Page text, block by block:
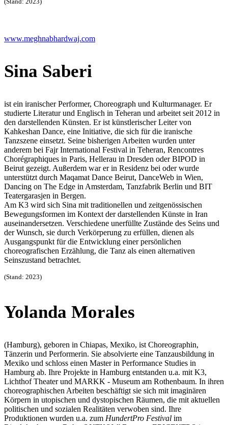
www.meghnabhardwaj.com
Sina Saberi
ist ein iranischer Performer, Choreograph und Kulturmanager. Er
studierte Literatur und Englisch in Teheran und arbeitet seit 2012 in
den darstellenden Künsten. Er ist künstlerischer Leiter von
Kahkeshan Dance, eine Initiative, die sich für die iranische
Tanzszene einsetzt. Seine bisherigen Arbeiten wurden unter
anderem bei Fajr International Festival in Teheran, Rencontres
Chorégraphiques in Paris, Hellerau in Dresden oder BIPOD in
Beirut gezeigt. Außerdem war er in Residenz bei oder wurde
unterstützt durch Maqamat Dance Beirut, DanceWeb in Wien,
Dancing on The Edge in Amsterdam, Tanzfabrik Berlin und BIT
Teatergarasjen in Bergen.
Am K3 wird sich Sina mit traditionellen und zeitgenössischen
Bewegungsformen im Kontext der darstellenden Künste in Iran
auseinandersetzen. Verschiedene unerfüllte Zustände des Seins und
der Wunsch, sie durch Verkörperung zu erfüllen, dienen als
Ausgangspunkt für die Entwicklung einer persönlichen
choreografischen Erzählung, die Tanz als einen alternativen
Seinszustand betrachtet.
(Stand: 2023)
Yolanda Morales
(Hamburg), geboren in Chiapas, Mexiko, ist Choreographin,
Tänzerin und Performerin. Sie absolvierte eine Tanzausbildung in
Mexiko und schloss einen Master in Performance Studies in
Hamburg ab. Ihre Projekte in Hamburg entstanden u.a. mit K3,
Lichthof Theater und MARKK - Museum am Rothenbaum. In ihren
choreographischen Arbeiten beschäftigt sie sich mit imaginären
Körpern in utopischen und dystopischen Räumen, die mit aktuellen
politischen und sozialen Realitäten verwoben sind. Ihre
Produktionen wurden u.a. zum HundertPro Festival im